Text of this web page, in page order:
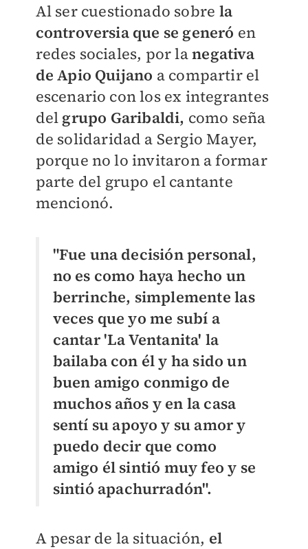
Al ser cuestionado sobre la
controversia que se generó en
redes sociales, por lanegativa
de Apio Quijano a compartir el
escenario con los ex integrantes
del grupo Garibaldi, como seña
de solidaridad a Sergio Mayer,
porque no lo invitaron a formar
parte del grupo el cantante
mencionó.
"Fue una decisión personal,
no es como haya hecho un
berrinche, simplemente las
veces que yo me subí a
cantar 'La Ventanita' la
bailaba con él y ha sido un
buen amigo conmigo de
muchos años y en la casa
sentí su apoyo y su amor y
puedo decir que como
amigo él sintió muy feo y se
sintió apachurradón".
A pesar de la situación, el